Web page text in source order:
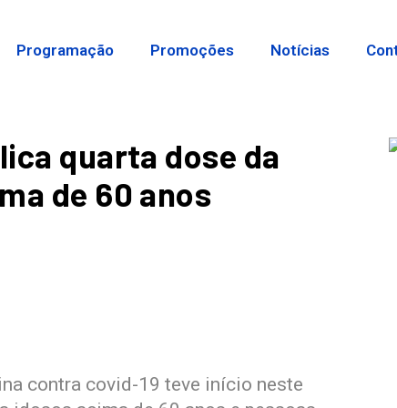
Programação Promoções Notícias
quarta dose da
de 60 anos
contra covid-19 teve início neste